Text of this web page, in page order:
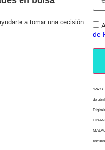
a tomar una decisión
de
de